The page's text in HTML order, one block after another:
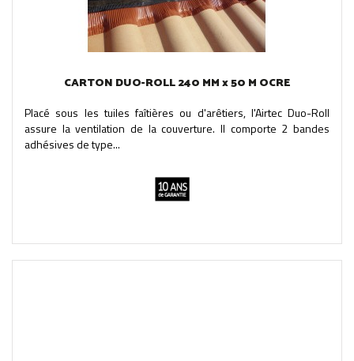
CARTON DUO-ROLL 240 MM x 50 M OCRE
Placé sous les tuiles faîtières ou d'arêtiers, l'Airtec Duo-Roll
assure la ventilation de la couverture. Il comporte 2 bandes
adhésives de type...